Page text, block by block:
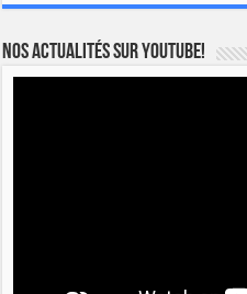
Nos actualités sur YOUTUBE!